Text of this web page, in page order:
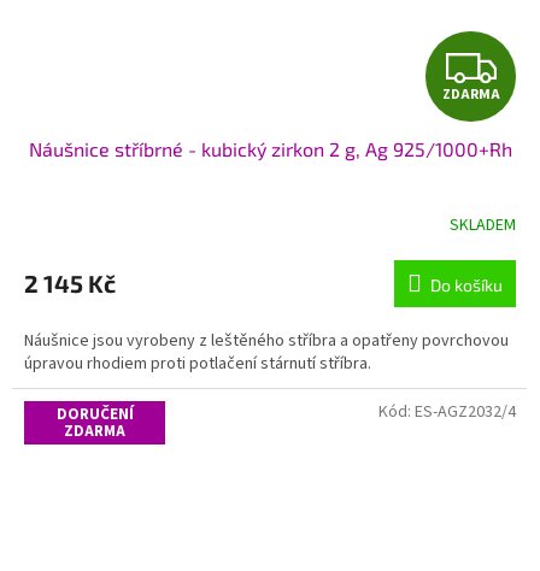
Z
D
A
R
M
A
ZDARMA
Náušnice stříbrné - kubický zirkon 2 g, Ag 925/1000+Rh
SKLADEM
2 145 Kč Do košíku
Náušnice jsou vyrobeny z leštěného stříbra a opatřeny povrchovou
úpravou rhodiem proti potlačení stárnutí stříbra.
DORUČENÍ
ZDARMA
Kód: ES-AGZ2032/4